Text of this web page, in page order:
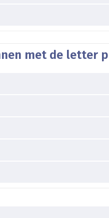
met de letter p